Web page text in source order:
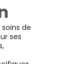
de
ses